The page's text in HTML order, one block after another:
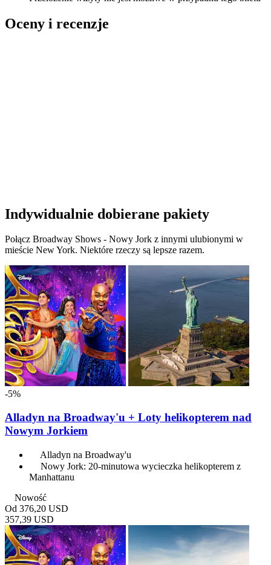
Oceny i recenzje
Indywidualnie dobierane pakiety
Połącz Broadway Shows - Nowy Jork z innymi ulubionymi w
mieście New York. Niektóre rzeczy są lepsze razem.
-5%
Alladyn na Broadway'u + Loty helikopterem nad
Nowym Jorkiem
Alladyn na Broadway'u
Nowy Jork: 20-minutowa wycieczka helikopterem z
Manhattanu
Nowość
Od 376,20 USD
357,39 USD